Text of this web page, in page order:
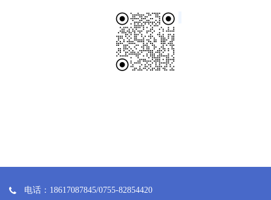
电话：18617087845/0755-82854420